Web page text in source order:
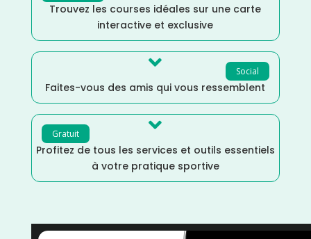
Trouvez les courses idéales sur une carte
interactive et exclusive
Social

Faites-vous des amis qui vous ressemblent
Gratuit 
Profitez de tous les services et outils essentiels
à votre pratique sportive